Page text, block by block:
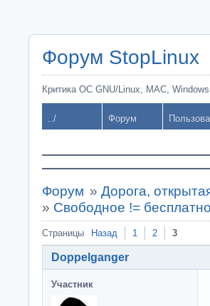
Форум StopLinux
Критика ОС GNU/Linux, MAC,
../ Форум
Форум » Дорога,
» Свободное !=
Страницы Назад 1 2 3
Doppelganger
Участник